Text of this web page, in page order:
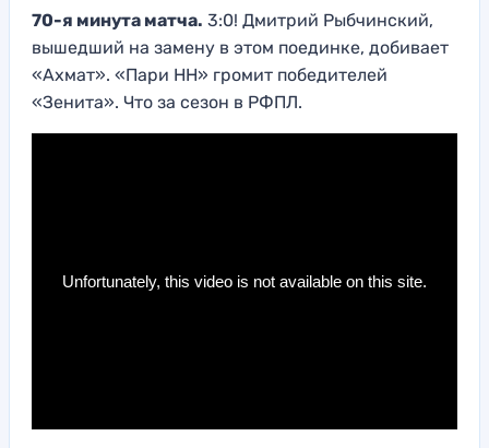
70-я минута матча. 3:0! Дмитрий Рыбчинский,
вышедший на замену в этом поединке, добивает
«Ахмат». «Пари НН» громит победителей
«Зенита». Что за сезон в РФПЛ.